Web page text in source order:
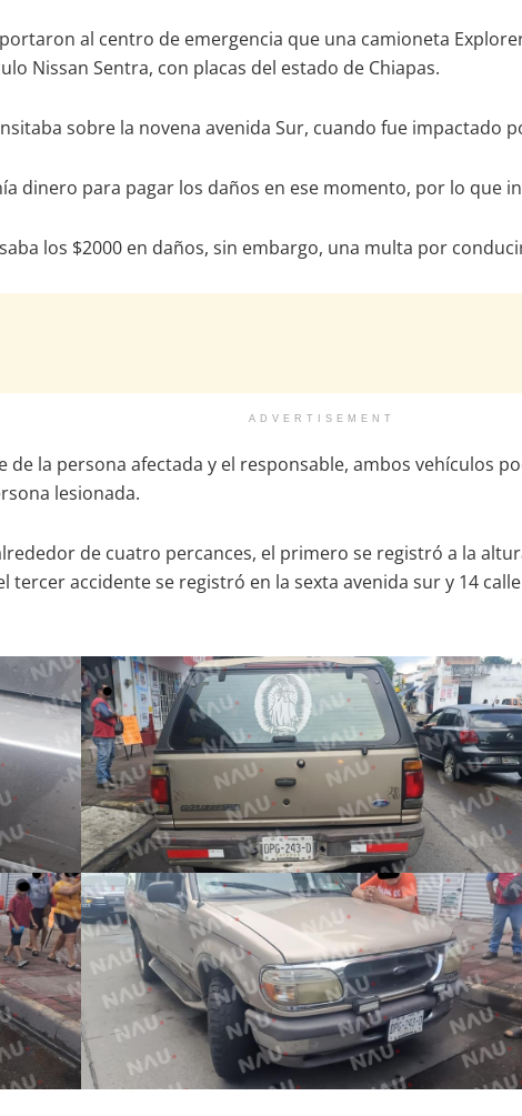
al centro de emergencia que una camioneta
Nissan Sentra, con placas del estado de Chiapas.
sobre la novena avenida Sur, cuando fue impactado
dinero para pagar los daños en ese momento, por lo que
los $2000 en daños, sin embargo, una multa por
ADVERTISEMENT
de la persona afectada y el responsable, ambos vehículos
lesionada.
de cuatro percances, el primero se registró a la
accidente se registró en la sexta avenida sur y 14